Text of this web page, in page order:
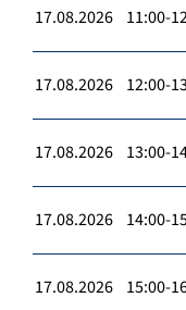
17.08.2026 11:00-
17.08.2026 12:00-
17.08.2026 13:00-
17.08.2026 14:00-
17.08.2026 15:00-